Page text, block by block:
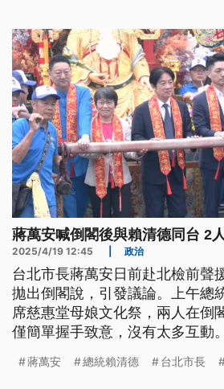
蔣萬安喊倒閣後與賴清德同台 2
2025/4/19 12:45 政治
台北市長蔣萬安日前赴北檢前聲
拋出倒閣說，引發議論。上午總
席慈惠堂母娘文化祭，兩人在倒
僅簡單握手致意，沒有太多互動
蔣萬安 總統賴清德 台北市長